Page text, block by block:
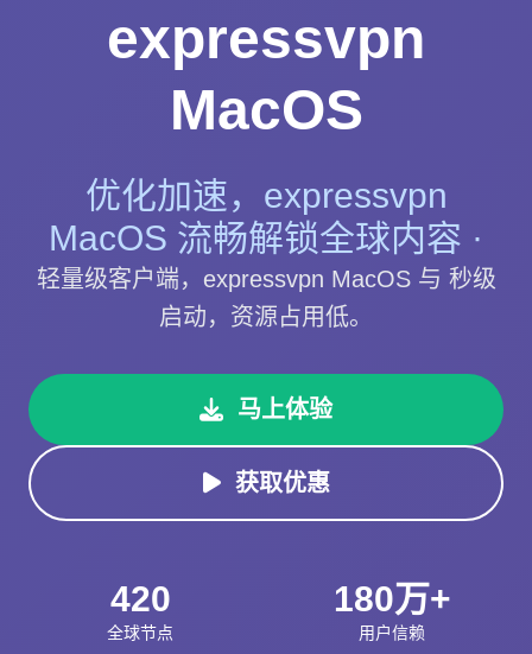
expressvpn
MacOS
优化加速，expressvpn
MacOS 流畅解锁全球内容 ·
轻量级客户端，expressvpn MacOS 与 秒级
启动，资源占用低。
马上体验
获取优惠
420
全球节点
180万+
用户信赖